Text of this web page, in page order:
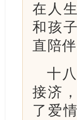
在人
和孩
直陪
十
接济
了爱